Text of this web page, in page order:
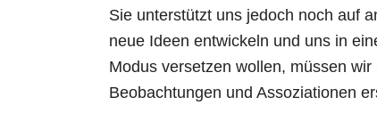
Sie unterstützt uns jedoch noch auf
neue Ideen entwickeln und uns in
Modus versetzen wollen, müssen wir
Beobachtungen und Assoziationen